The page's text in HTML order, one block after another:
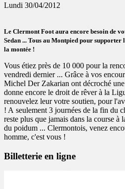
Lundi 30/04/2012
Le Clermont Foot aura encore besoin de
Sedan ... Tous au Montpied pour supporter
la montée !
Vous étiez près de 10 000 pour la
vendredi dernier ... Grâce à vos
Michel Der Zakarian ont décroché
donne encore le droit de rêver à la
renouvelez leur votre soutien, pour
! A seulement 3 journées de la fin du
reste plus que jamais dans la course à
du poidum ... Clermontois, venez
homme, c'est vous !
Billetterie en ligne